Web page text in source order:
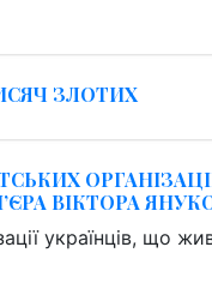
ЗЛОТИХ
ВІКТОРА
українців, що